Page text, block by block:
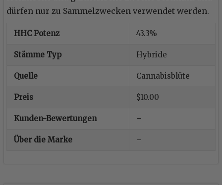
dürfen nur zu Sammelzwecken verwendet werden.
HHC Potenz 43.3%
Stämme Typ Hybride
Quelle Cannabisblüte
Preis $10.00
Kunden-Bewertungen –
Über die Marke –